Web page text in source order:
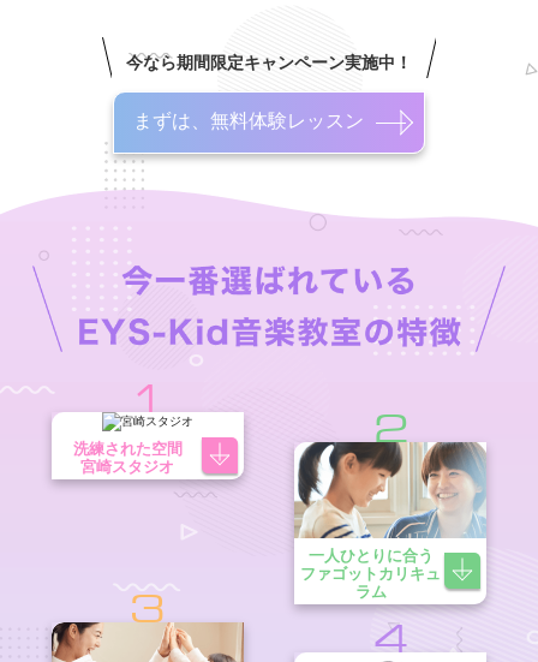
今なら期間限定キャンペーン実施中！
まずは、無料体験レッスン
1
洗練された空間
宮崎スタジオ
2
一人ひとりに合う
ファゴットカリキュ
ラム
3
4